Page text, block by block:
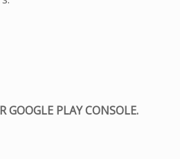
GOOGLE PLAY CONSOLE.